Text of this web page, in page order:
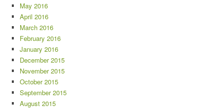
May 2016
April 2016
March 2016
February 2016
January 2016
December 2015
November 2015
October 2015
September 2015
August 2015